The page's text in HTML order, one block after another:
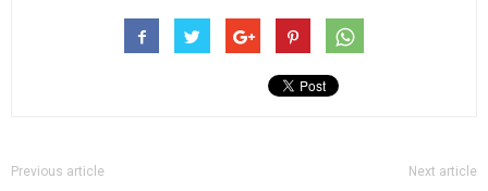
Previous article Next article